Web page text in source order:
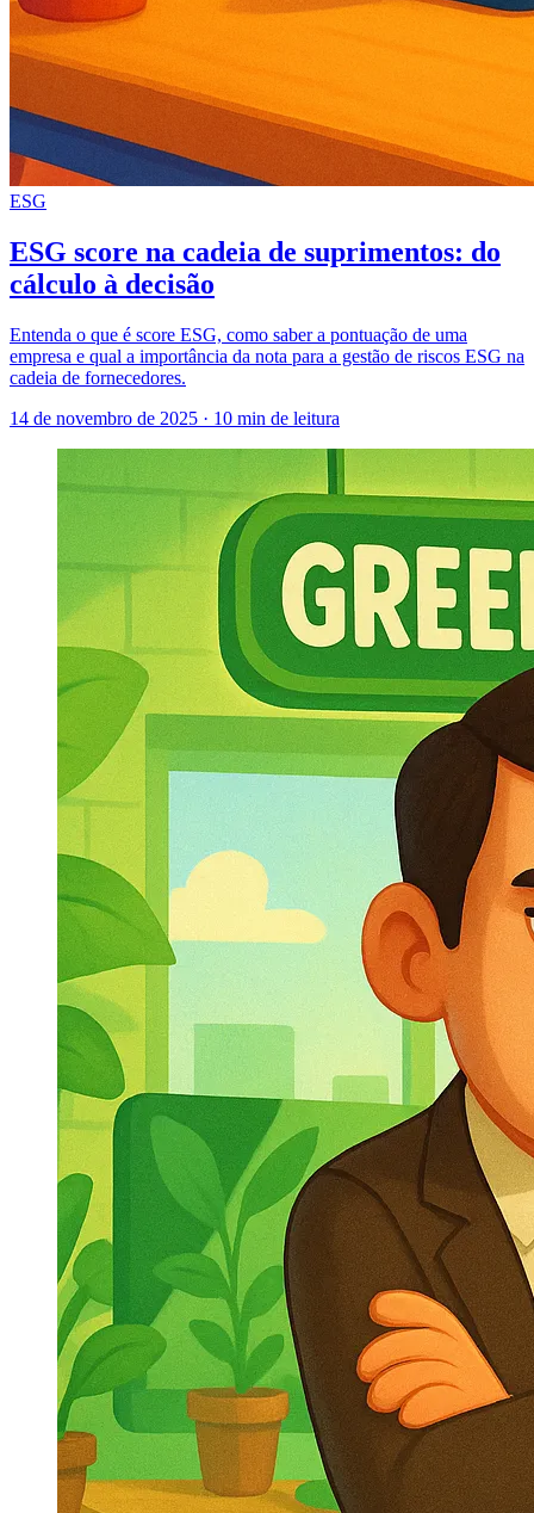
ESG
ESG score na cadeia de suprimentos: do
cálculo à decisão
Entenda o que é score ESG, como saber a pontuação de uma
empresa e qual a importância da nota para a gestão de riscos ESG na
cadeia de fornecedores.
14 de novembro de 2025 · 10 min de leitura